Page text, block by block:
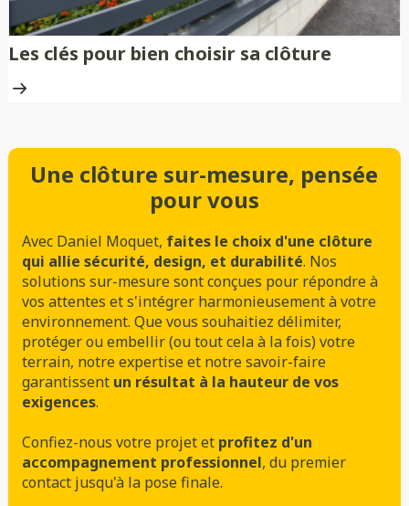
Les clés pour bien choisir sa clôture
Une clôture sur-mesure, pensée
pour vous
Avec Daniel Moquet, faites le choix d'une clôture
qui allie sécurité, design, et durabilité. Nos
solutions sur-mesure sont conçues pour répondre à
vos attentes et s'intégrer harmonieusement à votre
environnement. Que vous souhaitiez délimiter,
protéger ou embellir (ou tout cela à la fois) votre
terrain, notre expertise et notre savoir-faire
garantissent un résultat à la hauteur de vos
exigences.
Confiez-nous votre projet et profitez d'un
accompagnement professionnel, du premier
contact jusqu'à la pose finale.